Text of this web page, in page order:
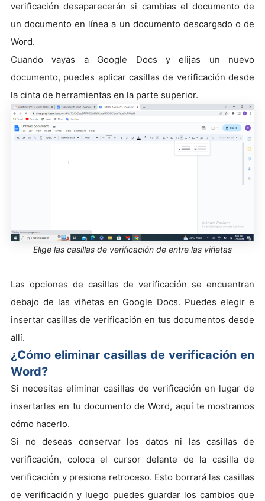
verificación desaparecerán si cambias el documento de
un documento en línea a un documento descargado o de
Word.
Cuando vayas a Google Docs y elijas un nuevo
documento, puedes aplicar casillas de verificación desde
la cinta de herramientas en la parte superior.
Elige las casillas de verificación de entre las viñetas
Las opciones de casillas de verificación se encuentran
debajo de las viñetas en Google Docs. Puedes elegir e
insertar casillas de verificación en tus documentos desde
allí.
¿Cómo eliminar casillas de verificación en
Word?
Si necesitas eliminar casillas de verificación en lugar de
insertarlas en tu documento de Word, aquí te mostramos
cómo hacerlo.
Si no deseas conservar los datos ni las casillas de
verificación, coloca el cursor delante de la casilla de
verificación y presiona retroceso. Esto borrará las casillas
de verificación y luego puedes guardar los cambios que